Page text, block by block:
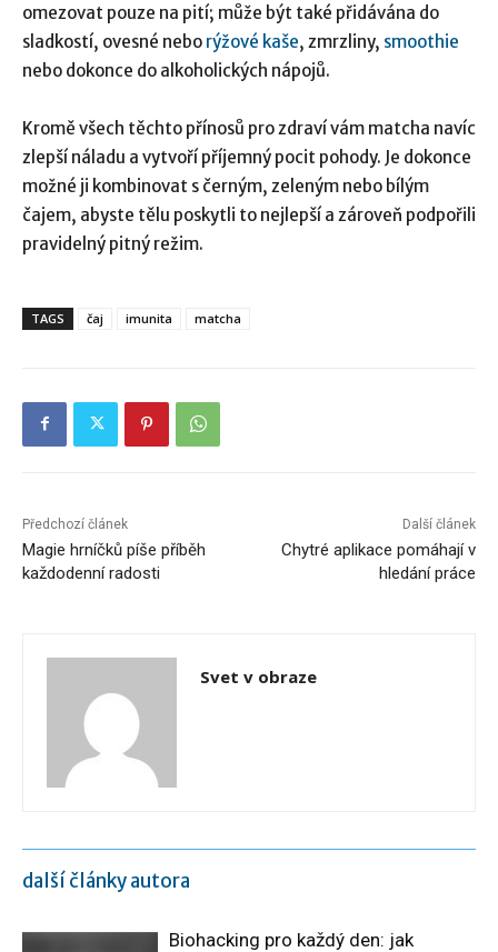
omezovat pouze na pití; může být také přidávána do
sladkostí, ovesné nebo rýžové kaše, zmrzliny, smoothie
nebo dokonce do alkoholických nápojů.
Kromě všech těchto přínosů pro zdraví vám matcha navíc
zlepší náladu a vytvoří příjemný pocit pohody. Je dokonce
možné ji kombinovat s černým, zeleným nebo bílým
čajem, abyste tělu poskytli to nejlepší a zároveň podpořili
pravidelný pitný režim.
TAGS čaj imunita matcha
Předchozí článek
Magie hrníčků píše příběh
každodenní radosti
Další článek
Chytré aplikace pomáhají v
hledání práce
Svet v obraze
další články autora
Biohacking pro každý den: jak